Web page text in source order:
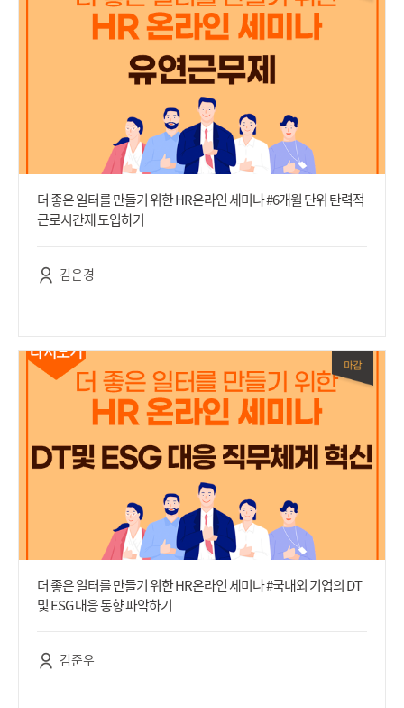
더 좋은 일터를 만들기 위한 HR온라인 세미나 #6개월 단위 탄력적
근로시간제 도입하기
김은경
더 좋은 일터를 만들기 위한 HR온라인 세미나 #국내외 기업의 DT
및 ESG 대응 동향 파악하기
김준우